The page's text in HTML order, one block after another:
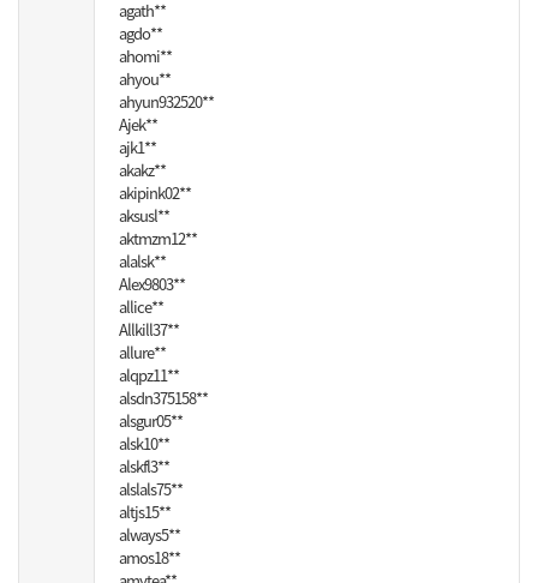
agath**
agdo**
ahomi**
ahyou**
ahyun932520**
Ajek**
ajk1**
akakz**
akipink02**
aksusl**
aktmzm12**
alalsk**
Alex9803**
allice**
Allkill37**
allure**
alqpz11**
alsdn375158**
alsgur05**
alsk10**
alskfl3**
alslals75**
altjs15**
always5**
amos18**